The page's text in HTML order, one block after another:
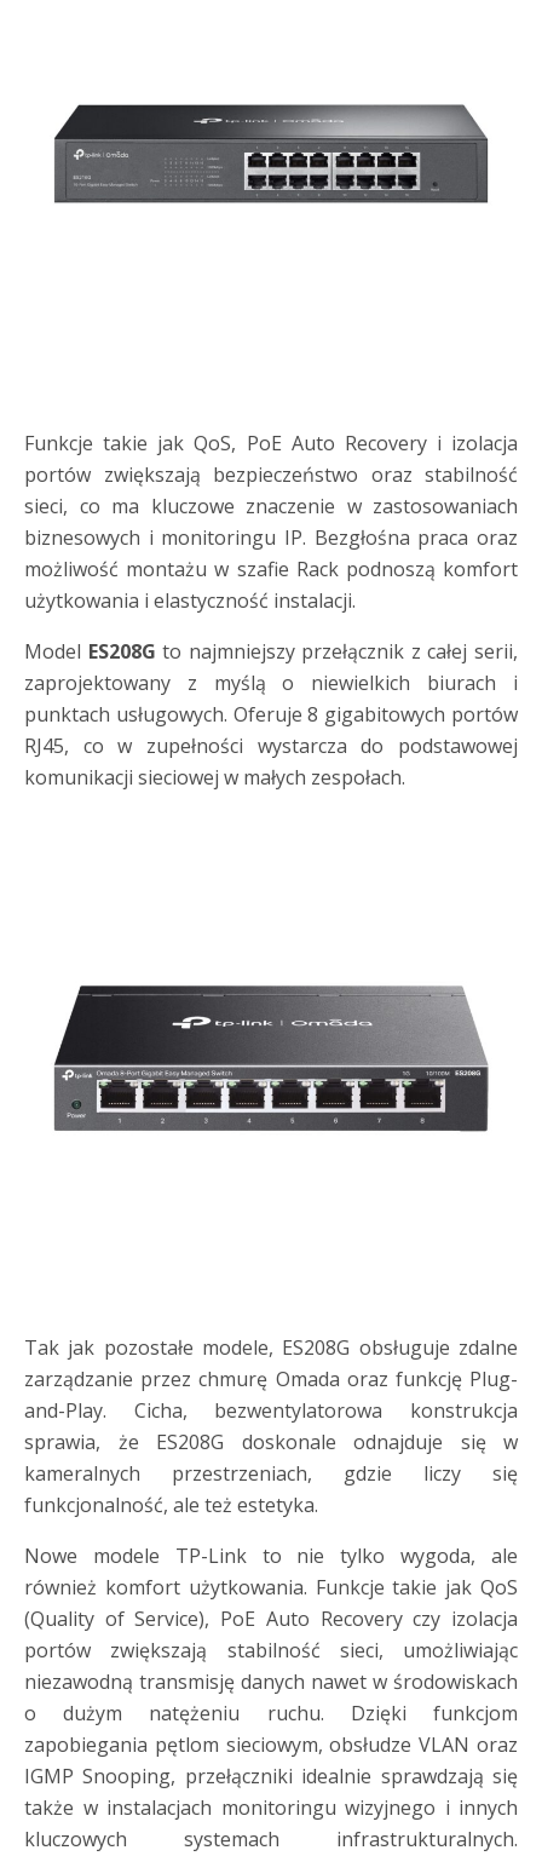
Funkcje takie jak QoS, PoE Auto Recovery i izolacja
portów zwiększają bezpieczeństwo oraz stabilność
sieci, co ma kluczowe znaczenie w zastosowaniach
biznesowych i monitoringu IP. Bezgłośna praca oraz
możliwość montażu w szafie Rack podnoszą komfort
użytkowania i elastyczność instalacji.
Model ES208G to najmniejszy przełącznik z całej serii,
zaprojektowany z myślą o niewielkich biurach i
punktach usługowych. Oferuje 8 gigabitowych portów
RJ45, co w zupełności wystarcza do podstawowej
komunikacji sieciowej w małych zespołach.
Tak jak pozostałe modele, ES208G obsługuje zdalne
zarządzanie przez chmurę Omada oraz funkcję Plug-
and-Play. Cicha, bezwentylatorowa konstrukcja
sprawia, że ES208G doskonale odnajduje się w
kameralnych przestrzeniach, gdzie liczy się
funkcjonalność, ale też estetyka.
Nowe modele TP-Link to nie tylko wygoda, ale
również komfort użytkowania. Funkcje takie jak QoS
(Quality of Service), PoE Auto Recovery czy izolacja
portów zwiększają stabilność sieci, umożliwiając
niezawodną transmisję danych nawet w środowiskach
o dużym natężeniu ruchu. Dzięki funkcjom
zapobiegania pętlom sieciowym, obsłudze VLAN oraz
IGMP Snooping, przełączniki idealnie sprawdzają się
także w instalacjach monitoringu wizyjnego i innych
kluczowych systemach infrastrukturalnych.